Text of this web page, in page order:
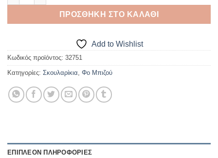
ΠΡΟΣΘΉΚΗ ΣΤΟ ΚΑΛΆΘΙ
Add to Wishlist
Κωδικός προϊόντος: 32751
Κατηγορίες: Σκουλαρίκια, Φο Μπιζού
ΕΠΙΠΛΈΟΝ ΠΛΗΡΟΦΟΡΊΕΣ